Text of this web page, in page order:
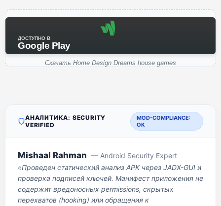
ДОСТУПНО В
Google Play
Скачать Home Design Dreams house games
АНАЛИТИКА: SECURITY
VERIFIED
MOD-COMPLIANCE:
OK
Mishaal Rahman — Android Security Expert
«Проведен статический анализ APK через JADX-GUI и
проверка подписей ключей. Манифест приложения не
содержит вредоносных permissions, скрытых
перехватов (hooking) или обращения к